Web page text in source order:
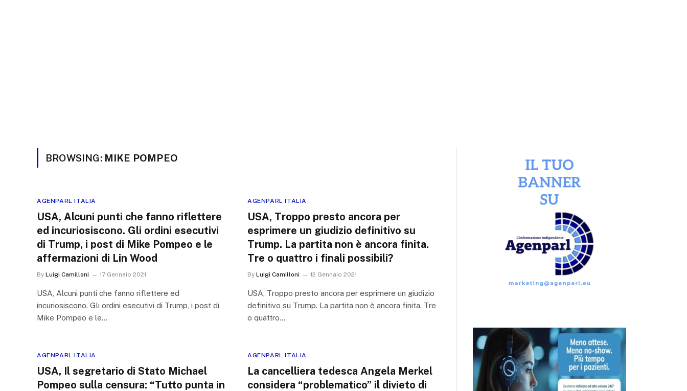
BROWSING: MIKE POMPEO
AGENPARL ITALIA
USA, Alcuni punti che fanno riflettere
ed incuriosiscono. Gli ordini esecutivi
di Trump, i post di Mike Pompeo e le
affermazioni di Lin Wood
By Luigi Camilloni 17 Gennaio 2021
USA, Alcuni punti che fanno riflettere ed
incuriosiscono. Gli ordini esecutivi di Trump, i post di
Mike Pompeo e le…
AGENPARL ITALIA
USA, Troppo presto ancora per
esprimere un giudizio definitivo su
Trump. La partita non è ancora finita.
Tre o quattro i finali possibili?
By Luigi Camilloni 12 Gennaio 2021
USA, Troppo presto ancora per esprimere un giudizio
definitivo su Trump. La partita non è ancora finita. Tre
o quattro…
AGENPARL ITALIA
USA, Il segretario di Stato Michael
Pompeo sulla censura: “Tutto punta in
AGENPARL ITALIA
La cancelliera tedesca Angela Merkel
considera “problematico” il divieto di